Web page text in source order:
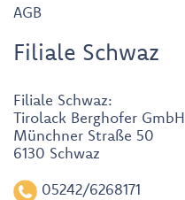
AGB
Filiale Schwaz
Filiale Schwaz:
Tirolack Berghofer GmbH
Münchner Straße 50
6130 Schwaz
05242/6268171